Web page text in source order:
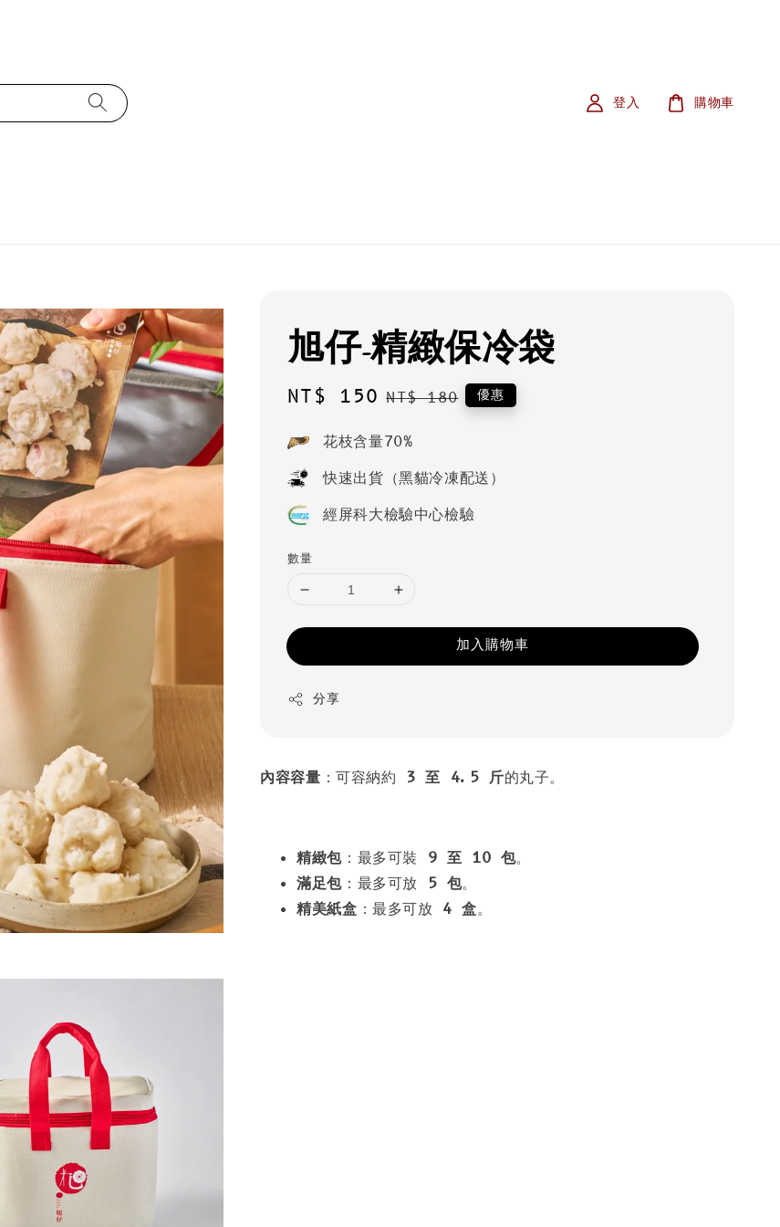
登入 購物車
旭仔-精緻保冷袋
Sale
NT$ 150 Regular
NT$ 180 優惠
花枝含量70%
快速出貨（黑貓冷凍配送）
經屏科大檢驗中心檢驗
數量
加入購物車
分享
內容容量 ：可容納約 3 至 4.5 斤的丸子。
精緻包 ：最多可裝 9 至 10 包。
滿足包 ：最多可放 5 包。
精美紙盒 ：最多可放 4 盒。